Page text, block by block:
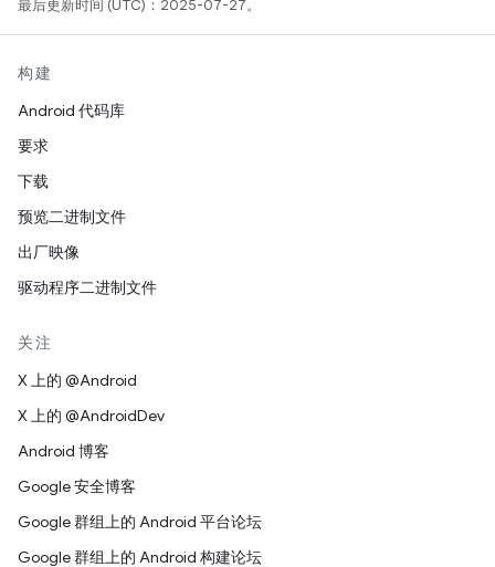
最后更新时间 (UTC)：2025-07-27。
构建
Android 代码库
要求
下载
预览二进制文件
出厂映像
驱动程序二进制文件
关注
X 上的 @Android
X 上的 @AndroidDev
Android 博客
Google 安全博客
Google 群组上的 Android 平台论坛
Google 群组上的 Android 构建论坛